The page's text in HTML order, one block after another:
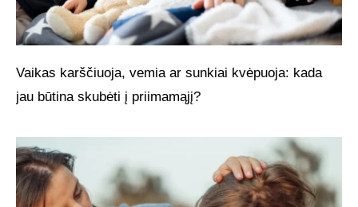
Vaikas karščiuoja, vemia ar sunkiai kvėpuoja: kada
jau būtina skubėti į priimamąjį?